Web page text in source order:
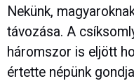
Nekünk,
távozása. A
háromszor is eljött
értette népünk